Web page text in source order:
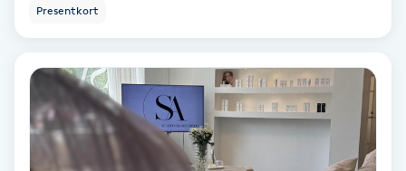
Extensions borttagning
Eyeliner-tatuering
Presentkort